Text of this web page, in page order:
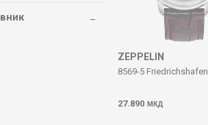
ZEPPELIN
8569-5 Friedrichshafen
27.890 МКД